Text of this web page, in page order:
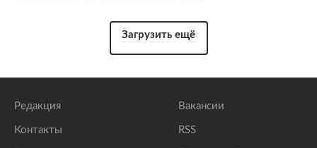
Загрузить ещё
Редакция
Контакты
Вакансии
RSS